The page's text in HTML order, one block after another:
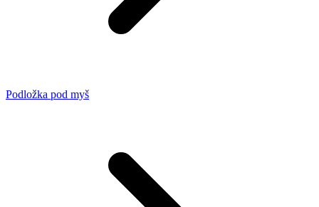
Podložka pod myš